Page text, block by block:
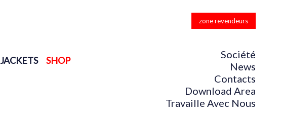
JACKETS SHOP
zone revendeurs
Société
News
Contacts
Download Area
Travaille Avec Nous